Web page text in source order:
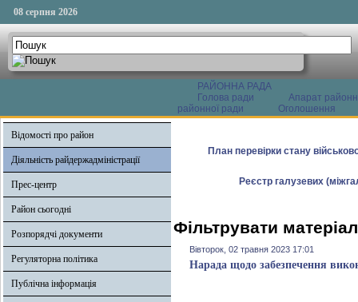
08 серпня 2026
РАЙОННА РАДА
Голова ради
Апарат
районної ради
Оголошення
Відомості про район
Діяльність райдержадміністрації
Прес-центр
Район сьогодні
Розпорядчі документи
Регуляторна політика
Публічна інформація
План перевірки стану
Реєстр галузевих
Фільтрувати
Вівторок, 02 травня 2023 17:01
Нарада щодо забезпечення